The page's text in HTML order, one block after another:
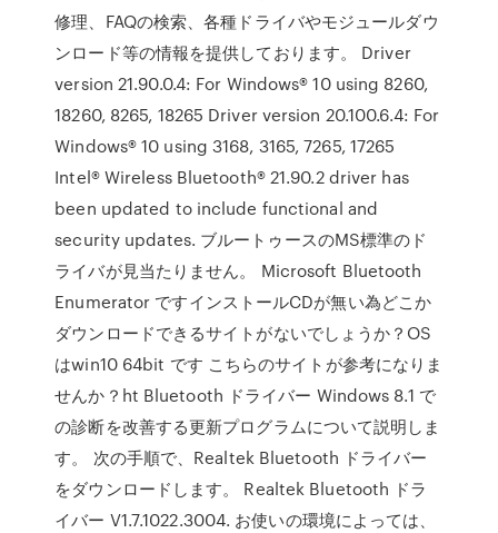
修理、FAQの検索、各種ドライバやモジュールダウ
ンロード等の情報を提供しております。 Driver
version 21.90.0.4: For Windows® 10 using 8260,
18260, 8265, 18265 Driver version 20.100.6.4: For
Windows® 10 using 3168, 3165, 7265, 17265
Intel® Wireless Bluetooth® 21.90.2 driver has
been updated to include functional and
security updates. ブルートゥースのMS標準のド
ライバが見当たりません。 Microsoft Bluetooth
Enumerator ですインストールCDが無い為どこか
ダウンロードできるサイトがないでしょうか？OS
はwin10 64bit です こちらのサイトが参考になりま
せんか？ht Bluetooth ドライバー Windows 8.1 で
の診断を改善する更新プログラムについて説明しま
す。 次の手順で、Realtek Bluetooth ドライバー
をダウンロードします。 Realtek Bluetooth ドラ
イバー V1.7.1022.3004. お使いの環境によっては、